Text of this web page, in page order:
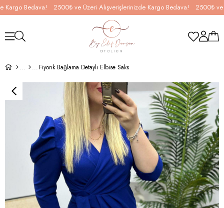
Bedava! 2500₺ ve Üzeri Alışverişlerinizde Kargo Bedava! 2500₺ ve
Fiyonk Bağlama Detaylı Elbise Saks